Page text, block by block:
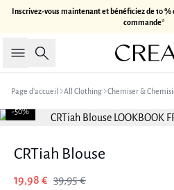
Inscrivez-vous maintenant et bénéficiez de 10
commande*
Rechercher
Page d’accueil All Clothing Chemiser &
-50%
CRTiah Blouse
19,98 € 39,95 €